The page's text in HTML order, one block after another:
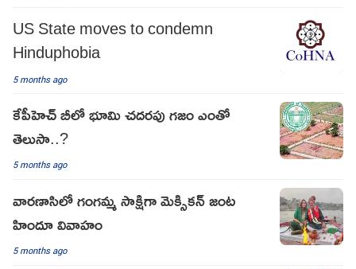
US State moves to condemn
Hinduphobia
5 months ago
కేపీహెచ్ బీలో భూమి చదరపు గజం ఎంతో
తెలుసా..?
5 months ago
వారణాసిలో గంగమ్మ సాక్షిగా మెక్సికన్ జంట
హిందూ వివాహం
5 months ago